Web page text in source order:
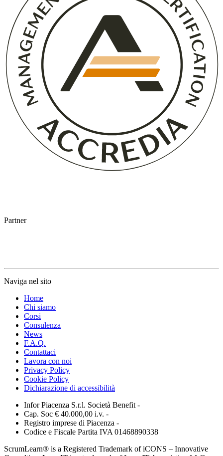
Partner
Naviga nel sito
Home
Chi siamo
Corsi
Consulenza
News
F.A.Q.
Contattaci
Lavora con noi
Privacy Policy
Cookie Policy
Dichiarazione di accessibilità
Infor Piacenza S.r.l. Società Benefit -
Cap. Soc € 40.000,00 i.v. -
Registro imprese di Piacenza -
Codice e Fiscale Partita IVA 01468890338
ScrumLearn® is a Registered Trademark of iCONS – Innovative